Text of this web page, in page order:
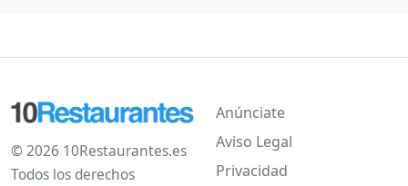
© 2026 10Restaurantes.es
Todos los derechos
Anúnciate
Aviso Legal
Privacidad